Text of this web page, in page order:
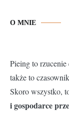
O MNIE
Pieing to
także to
Skoro wszystko,
i gospodarce